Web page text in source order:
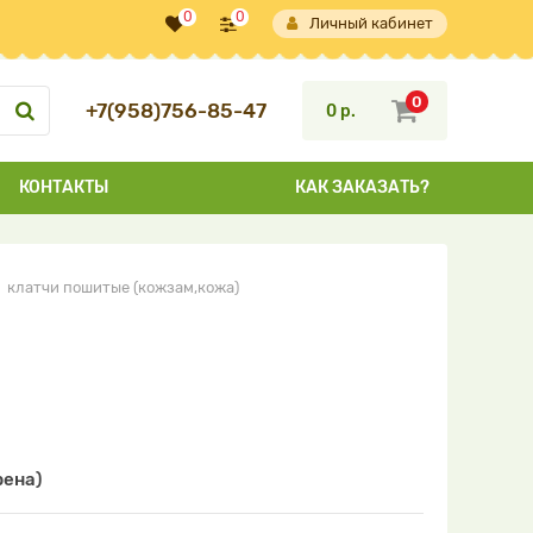
0 0 Личный кабинет
+7(958)756-85-47 0
0 р.
КОНТАКТЫ КАК ЗАКАЗАТЬ?
клатчи пошитые (кожзам,кожа)